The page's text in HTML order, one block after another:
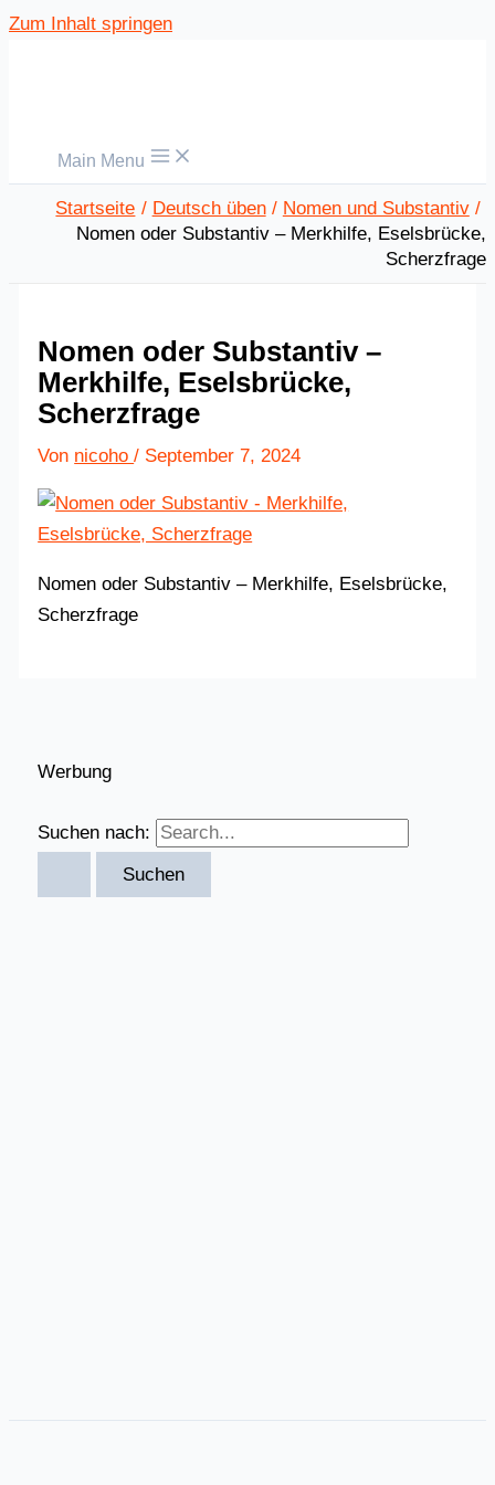
Zum Inhalt springen
Main Menu
Startseite Deutsch üben
Nomen und Substantiv
Nomen oder Substantiv – Merkhilfe, Eselsbrücke,
Scherzfrage
Nomen oder Substantiv –
Merkhilfe, Eselsbrücke,
Scherzfrage
Von nicoho/ September 7, 2024
Nomen oder Substantiv – Merkhilfe, Eselsbrücke,
Scherzfrage
Werbung
Suchen nach: